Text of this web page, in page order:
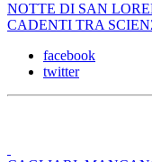
NOTTE DI SAN
CADENTI TRA
facebook
twitter